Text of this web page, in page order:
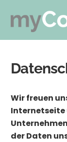
content
Wir freuen
Internetseite
der Daten